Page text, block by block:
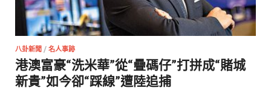
八卦新聞 / 名人事跡
港澳富豪“洗米華”從“疊碼仔”打拼成“賭城
新貴”如今卻“踩線”遭陸追捕